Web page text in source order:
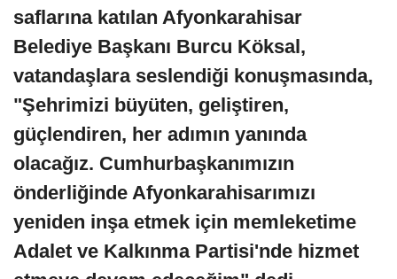
saflarına katılan Afyonkarahisar
Belediye Başkanı Burcu Köksal,
vatandaşlara seslendiği konuşmasında,
"Şehrimizi büyüten, geliştiren,
güçlendiren, her adımın yanında
olacağız. Cumhurbaşkanımızın
önderliğinde Afyonkarahisarımızı
yeniden inşa etmek için memleketime
Adalet ve Kalkınma Partisi'nde hizmet